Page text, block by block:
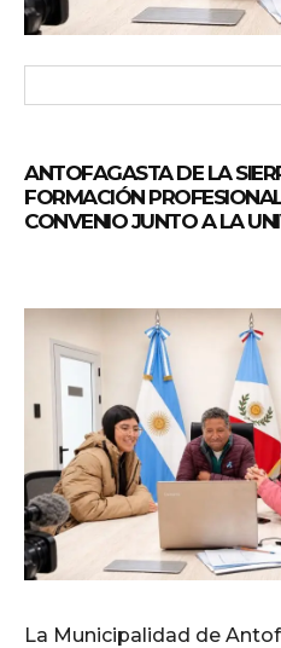
ANTOFAGASTA DE LA
FORMACIÓN
CONVENIO JUNTO A LA
La Municipalidad de